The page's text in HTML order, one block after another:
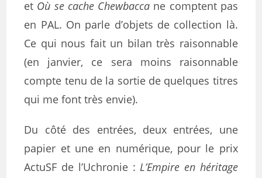
et Où se cache Chewbacca ne comptent pas
en PAL. On parle d’objets de collection là.
Ce qui nous fait un bilan très raisonnable
(en janvier, ce sera moins raisonnable
compte tenu de la sortie de quelques titres
qui me font très envie).
Du côté des entrées, deux entrées, une
papier et une en numérique, pour le prix
ActuSF de l’Uchronie :L’Empire en héritage